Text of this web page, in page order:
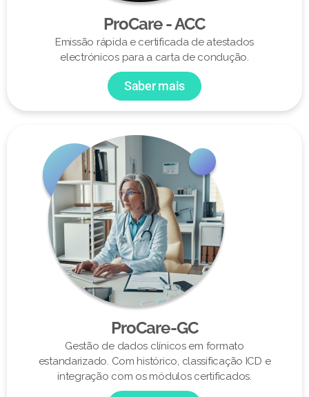
ProCare - ACC
Emissão rápida e certificada de atestados
electrónicos para a carta de condução.
Saber mais
ProCare-GC
Gestão de dados clínicos em formato
estandarizado. Com histórico, classificação ICD e
integração com os módulos certificados.